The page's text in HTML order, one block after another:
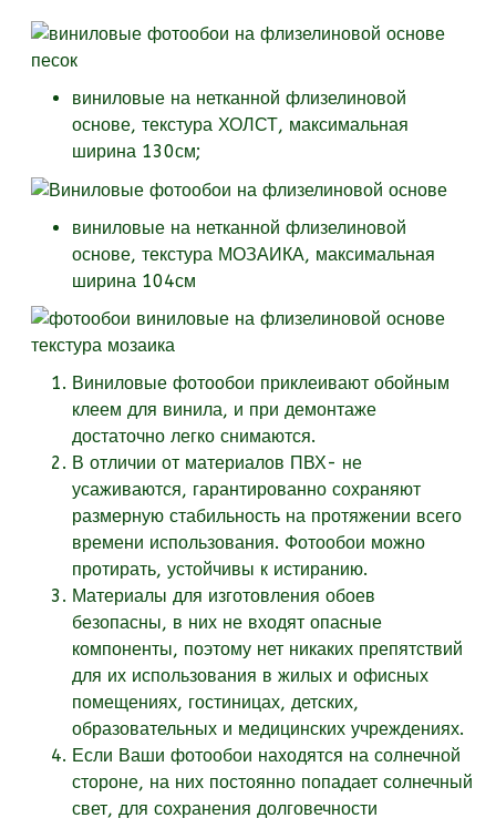
виниловые на нетканной флизелиновой
основе, текстура ХОЛСТ, максимальная
ширина 130см;
виниловые на нетканной флизелиновой
основе, текстура МОЗАИКА, максимальная
ширина 104см
Виниловые фотообои приклеивают обойным
клеем для винила, и при демонтаже
достаточно легко снимаются.
В отличии от материалов ПВХ- не
усаживаются, гарантированно сохраняют
размерную стабильность на протяжении всего
времени использования. Фотообои можно
протирать, устойчивы к истиранию.
Материалы для изготовления обоев
безопасны, в них не входят опасные
компоненты, поэтому нет никаких препятствий
для их использования в жилых и офисных
помещениях, гостиницах, детских,
образовательных и медицинских учреждениях.
Если Ваши фотообои находятся на солнечной
стороне, на них постоянно попадает солнечный
свет, для сохранения долговечности